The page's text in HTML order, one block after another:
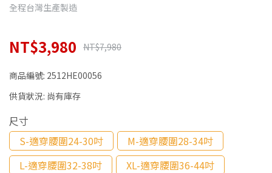
全程台灣生產製造
NT$3,980 NT$7,980
商品編號: 2512HE00056
供貨狀況: 尚有庫存
尺寸
S-適穿腰圍24-30吋
M-適穿腰圍28-34吋
L-適穿腰圍32-38吋
XL-適穿腰圍36-44吋